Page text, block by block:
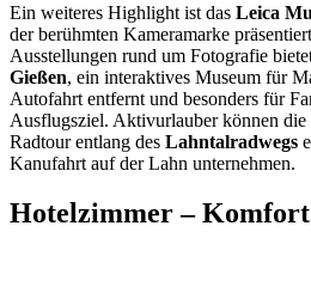
Ein weiteres Highlight ist das Leica
der berühmten Kameramarke
Ausstellungen rund um Fotografie
Gießen, ein interaktives Museum für
Autofahrt entfernt und besonders für
Ausflugsziel. Aktivurlauber können
Radtour entlang des Lahntalradwegs
Kanufahrt auf der Lahn unternehmen.
Hotelzimmer –